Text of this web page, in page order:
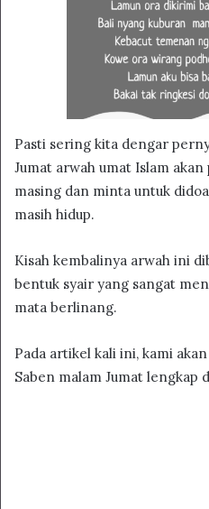
Pasti sering kita dengar
Jumat arwah umat Islam
masing dan minta untuk
masih hidup.
Kisah kembalinya arwah ini
bentuk syair yang sangat
mata berlinang.
Pada artikel kali ini, kami
Saben malam Jumat lengkap